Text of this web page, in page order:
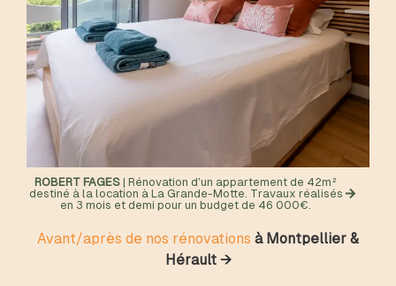
ROBERT FAGES| Rénovation d’un appartement de 42m²
destiné à la location à La Grande-Motte. Travaux réalisés
en 3 mois et demi pour un budget de 46 000€.
Avant/après de nos rénovations à Montpellier &
Hérault →